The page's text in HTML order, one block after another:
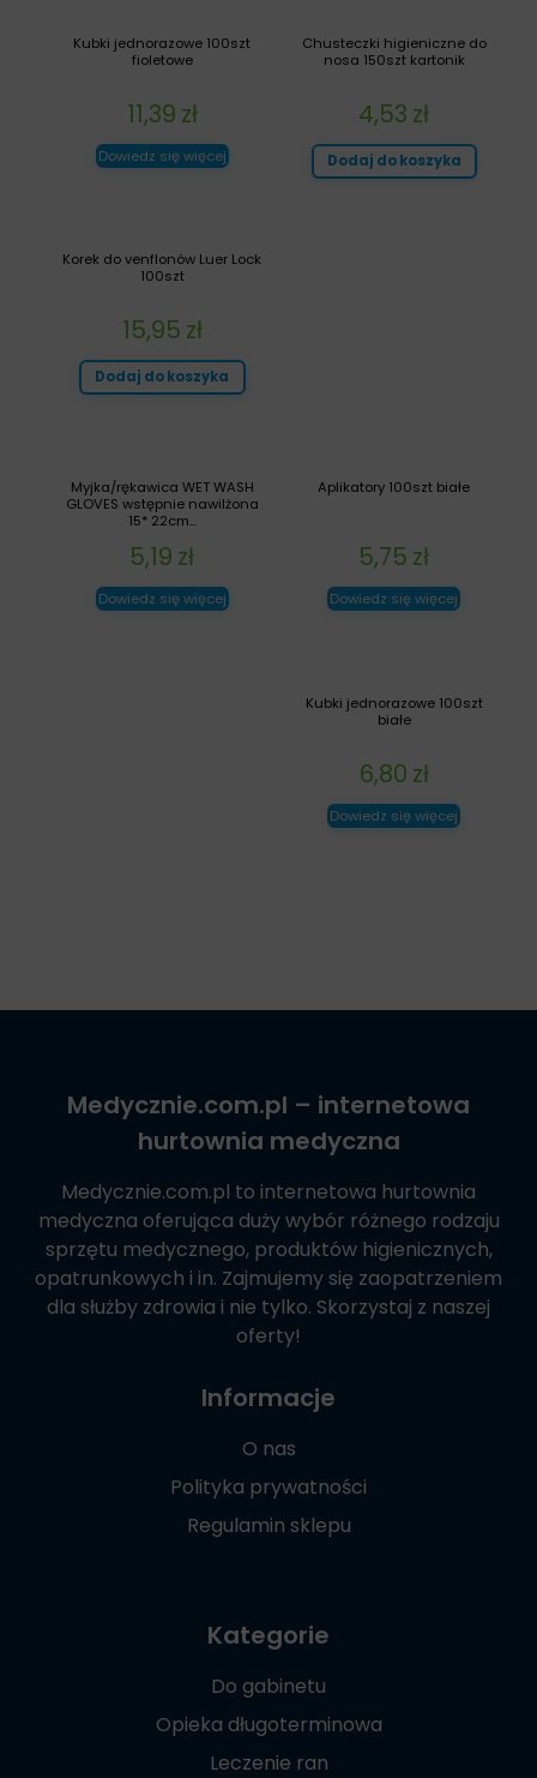
Chusteczki higieniczne do
nosa 150szt kartonik
4,53 zł
Dodaj do koszyka
Kubki jednorazowe 100szt
fioletowe
11,39 zł
Dowiedz się więcej
Korek do venflonów Luer Lock
100szt
15,95 zł
Dodaj do koszyka
Aplikatory 100szt białe
5,75 zł
Dowiedz się więcej
Myjka/rękawica WET WASH
GLOVES wstępnie nawilżona
15* 22cm...
5,19 zł
Dowiedz się więcej
Kubki jednorazowe 100szt
białe
6,80 zł
Dowiedz się więcej
Medycznie.com.pl – internetowa
hurtownia medyczna
Medycznie.com.pl to internetowa hurtownia
medyczna oferująca duży wybór różnego rodzaju
sprzętu medycznego, produktów higienicznych,
opatrunkowych i in. Zajmujemy się zaopatrzeniem
dla służby zdrowia i nie tylko. Skorzystaj z naszej
oferty!
Informacje
O nas
Polityka prywatności
Regulamin sklepu
Kategorie
Do gabinetu
Opieka długoterminowa
Leczenie ran